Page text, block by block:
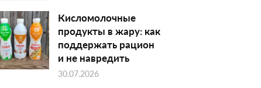
Кисломолочные
продукты в жару: как
поддержать рацион
и не навредить
30.07.2026